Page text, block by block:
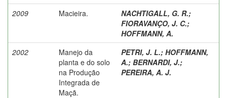
2009 Macieira. NACHTIGALL, G. R.;
FIORAVANÇO, J. C.;
HOFFMANN, A.
2002
Manejo da
planta e do solo
na Produção
Integrada de
Maçã.
PETRI, J. L.; HOFFMANN,
A.; BERNARDI, J.;
PEREIRA, A. J.